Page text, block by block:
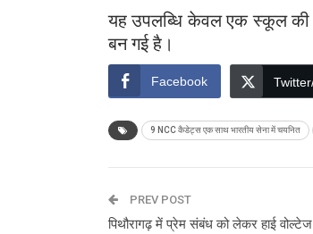
यह उपलब्धि केवल एक स्कूल की
बन गई है।
Facebook
9 NCC कैडेट्स एक साथ भारतीय सेना में चयनित
PREV POST
पिथौरागढ़ में प्रेम संबंध को लेकर हाई